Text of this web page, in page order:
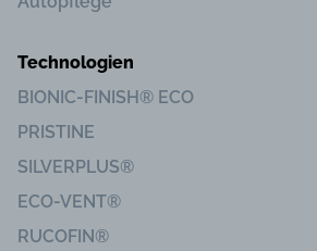
Technologien
BIONIC-FINISH® ECO
PRISTINE
SILVERPLUS®
ECO-VENT®
RUCOFIN®